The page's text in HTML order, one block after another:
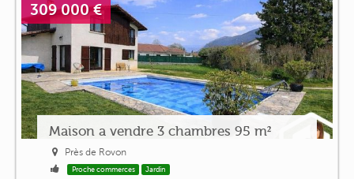
309 000 €
Maison a vendre 3 chambres 95 m²
Près de Rovon
Proche commerces Jardin